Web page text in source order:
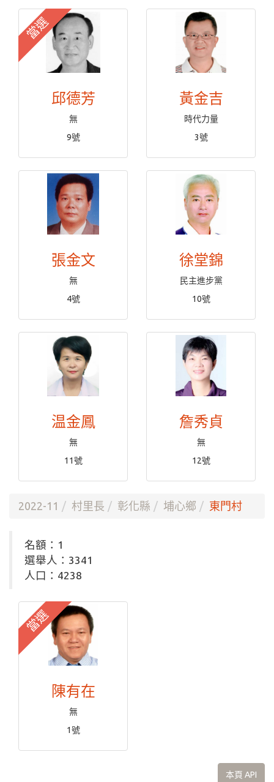
當選
邱德芳
無
9號
黃金吉
時代力量
3號
張金文
無
4號
徐堂錦
民主進步黨
10號
温金鳳
無
11號
詹秀貞
無
12號
2022-11 村里長 彰化縣 埔心鄉 東門村
名額：1
選舉人：3341
人口：4238
當選
陳有在
無
1號
本頁 API